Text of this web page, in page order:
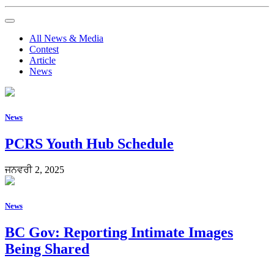
All News & Media
Contest
Article
News
News
PCRS Youth Hub Schedule
ਜਨਵਰੀ 2, 2025
News
BC Gov: Reporting Intimate Images
Being Shared